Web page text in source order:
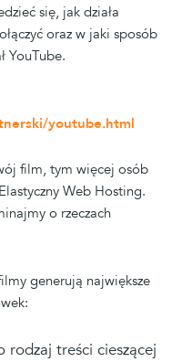
się, jak działa
oraz w jaki sposób
YouTube.
youtube.html
film, tym więcej osób
Web Hosting.
o rzeczach
generują największe
rodzaj treści cieszącej